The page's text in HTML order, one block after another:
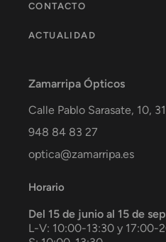
CONTACTO
ACTUALIDAD
Zamarripa Ópticos
Calle Pablo Sarasate, 10,
948 84 83 27
optica@zamarripa.es
Horario
Del 15 de junio al 15 de
L-V: 10:00-13:30 y 17:00-